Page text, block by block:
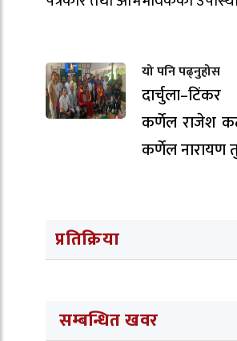
यो पनि पढ्नुहोस
कर्णेल राजेश
कर्णेल नारायण
प्रतिक्रिया
सम्बन्धित खवर